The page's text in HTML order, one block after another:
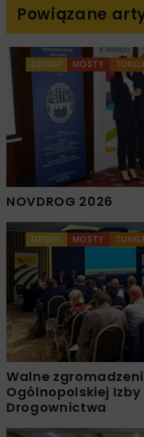
Powiązane
DROGI MOSTY
NOVDROG 2026
DROGI MOSTY
Walne
Ogólnopolskiej
Drogownictwa